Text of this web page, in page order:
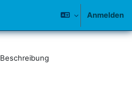
Anmelden
Beschreibung